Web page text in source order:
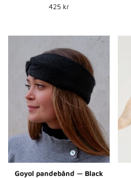
Normalpris
425 kr
Goyol pandebånd — Black